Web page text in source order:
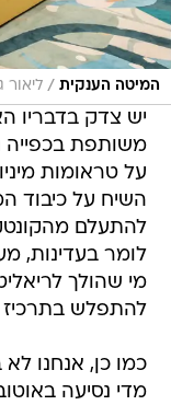
המיטה הענקית / ליאור
יש צדק בדבריו
משותפת
על טראומות
השיח על כיבוד
להתעלם
לומר בעדינות,
מי שהולך
להתפלש בתרכיז
כמו כן, אנחנו
מדי נסיעה